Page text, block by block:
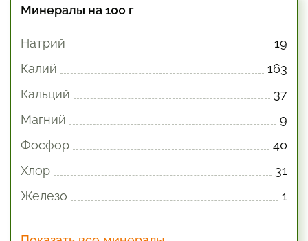
Минералы на 100 г
Натрий
19
Калий
163
Кальций
37
Магний
9
Фосфор
40
Хлор
31
Железо
1